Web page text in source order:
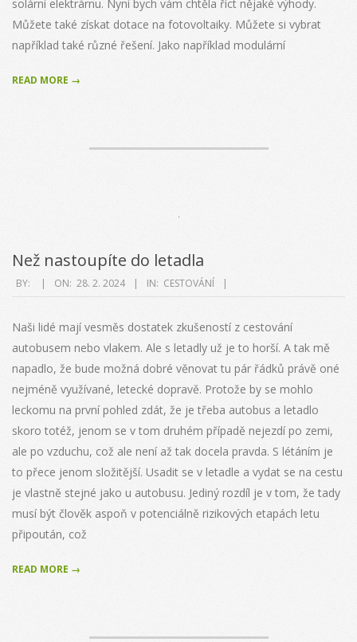
solární elektrárnu. Nyní bych vám chtěla říct nějaké výhody.
Můžete také získat dotace na fotovoltaiky. Můžete si vybrat
například také různé řešení. Jako například modulární
READ MORE →
Než nastoupíte do letadla
2024-
28
BY: ON: 28. 2. 2024 IN: CESTOVÁNÍ
Naši lidé mají vesměs dostatek zkušeností z cestování
autobusem nebo vlakem. Ale s letadly už je to horší. A tak mě
napadlo, že bude možná dobré věnovat tu pár řádků právě oné
nejméně využívané, letecké dopravě. Protože by se mohlo
leckomu na první pohled zdát, že je třeba autobus a letadlo
skoro totéž, jenom se v tom druhém případě nejezdí po zemi,
ale po vzduchu, což ale není až tak docela pravda. S létáním je
to přece jenom složitější. Usadit se v letadle a vydat se na cestu
je vlastně stejné jako u autobusu. Jediný rozdíl je v tom, že tady
musí být člověk aspoň v potenciálně rizikových etapách letu
připoután, což
READ MORE →